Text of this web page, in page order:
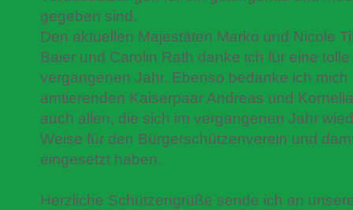
gegeben sind.
Den aktuellen Majestäten Marko und Nicole
Baier und Carolin Rath danke ich für eine
vergangenen Jahr. Ebenso bedanke ich mich
amtierenden Kaiserpaar Andreas und
auch allen, die sich im vergangenen Jahr
Weise für den Bürgerschützenverein und
eingesetzt haben.
Herzliche Schützengrüße sende ich an